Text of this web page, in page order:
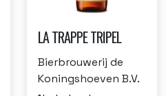
LA TRAPPE TRIPEL
Bierbrouwerij de
Koningshoeven B.V.